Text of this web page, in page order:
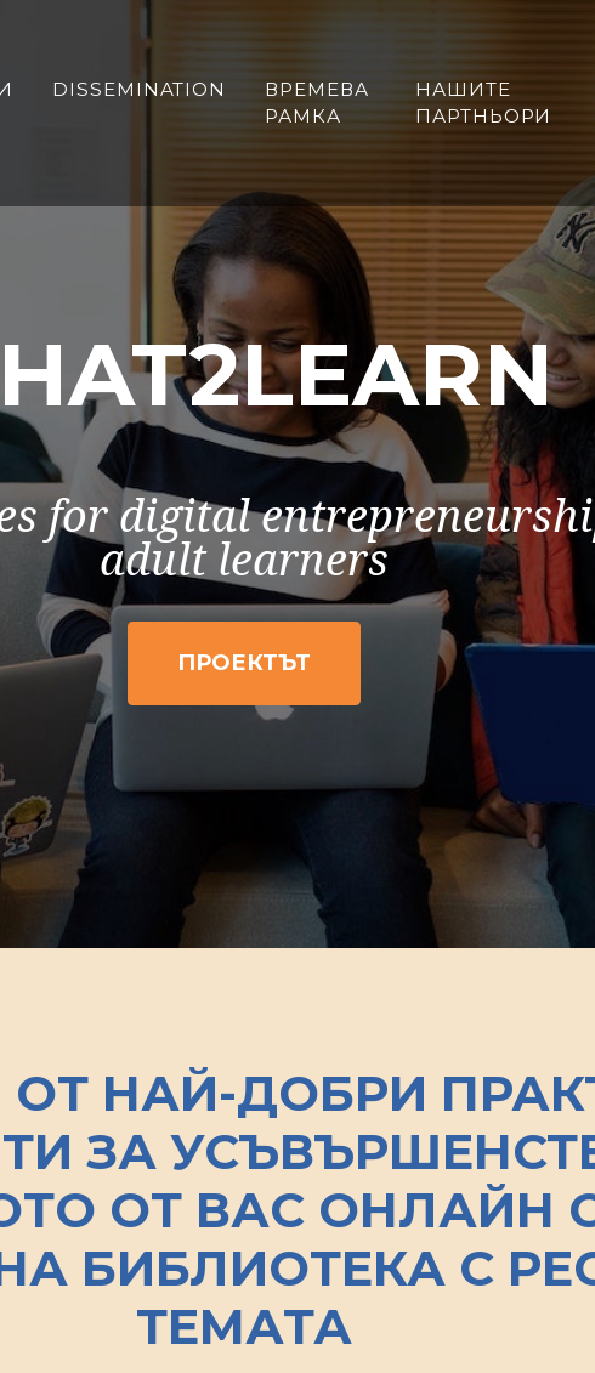
DISSEMINATION
ВРЕМЕВА
РАМКА
НАШИТЕ
ПАРТНЬОРИ
for digital
adult learners
ПРОЕКТЪТ
НАЙ-ДОБРИ
ЗА
ОТ ВАС ОНЛАЙН
БИБЛИОТЕКА С
ТЕМАТА